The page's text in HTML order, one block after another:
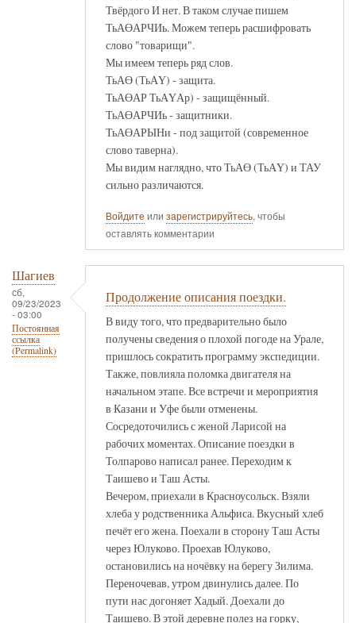
Твёрдого И нет. В таком случае пишем
ТьАӨАРЧИь. Можем теперь расшифровать
слово "товарищи".
Мы имеем теперь ряд слов.
ТьАӨ (ТьАҮ) - защита.
ТьАӨАР ТьАҮАр) - защищённый.
ТьАӨАРЧИь - защитники.
ТьАӨАРЫНи - под защитой (современное
слово таверна).
Мы видим наглядно, что ТьАӨ (ТьАҮ) и ТАУ
сильно различаются.
Войдите или зарегистрируйтесь, чтобы
оставлять комментарии
Шагиев
сб,
09/23/2023
- 03:00
Постоянная
ссылка
(Permalink)
Продолжение описания поездки.
В виду того, что предварительно было
получены сведения о плохой погоде на Урале,
пришлось сократить программу экспедиции.
Также, повлияла поломка двигателя на
начальном этапе. Все встречи и мероприятия
в Казани и Уфе были отменены.
Сосредоточились с женой Ларисой на
рабочих моментах. Описание поездки в
Толпарово написал ранее. Переходим к
Таишево и Таш Асты.
Вечером, приехали в Красноусольск. Взяли
хлеба у родственника Альфиса. Вкусный хлеб
печёт его жена. Поехали в сторону Таш Асты
через Юлуково. Проехав Юлуково,
остановились на ночёвку на берегу Зилима.
Переночевав, утром двинулись далее. По
пути нас догоняет Хадый. Доехали до
Таишево. В этой деревне полез на горку,